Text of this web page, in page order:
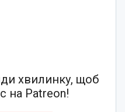
хвилинку, щоб
на Patreon!